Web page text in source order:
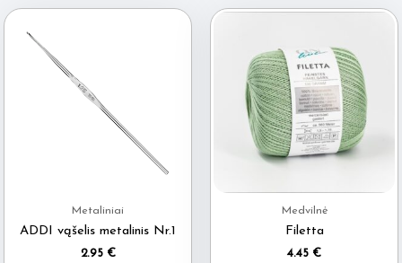
Metaliniai
ADDI vąšelis metalinis Nr.1
2.95 €
Medvilnė
Filetta
4.45 €